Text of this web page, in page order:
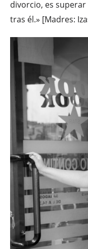
divorcio, es
tras él.» [Madres: